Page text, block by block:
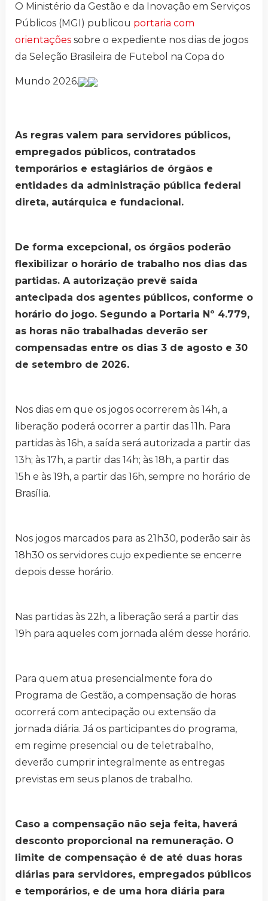
O Ministério da Gestão e da Inovação em Serviços
Públicos (MGI) publicou portaria com
orientações sobre o expediente nos dias de jogos
da Seleção Brasileira de Futebol na Copa do
Mundo 2026.
As regras valem para servidores públicos,
empregados públicos, contratados
temporários e estagiários de órgãos e
entidades da administração pública federal
direta, autárquica e fundacional.
De forma excepcional, os órgãos poderão
flexibilizar o horário de trabalho nos dias das
partidas. A autorização prevê saída
antecipada dos agentes públicos, conforme o
horário do jogo. Segundo a Portaria Nº 4.779,
as horas não trabalhadas deverão ser
compensadas entre os dias 3 de agosto e 30
de setembro de 2026.
Nos dias em que os jogos ocorrerem às 14h, a
liberação poderá ocorrer a partir das 11h. Para
partidas às 16h, a saída será autorizada a partir das
13h; às 17h, a partir das 14h; às 18h, a partir das
15h e às 19h, a partir das 16h, sempre no horário de
Brasília.
Nos jogos marcados para as 21h30, poderão sair às
18h30 os servidores cujo expediente se encerre
depois desse horário.
Nas partidas às 22h, a liberação será a partir das
19h para aqueles com jornada além desse horário.
Para quem atua presencialmente fora do
Programa de Gestão, a compensação de horas
ocorrerá com antecipação ou extensão da
jornada diária. Já os participantes do programa,
em regime presencial ou de teletrabalho,
deverão cumprir integralmente as entregas
previstas em seus planos de trabalho.
Caso a compensação não seja feita, haverá
desconto proporcional na remuneração. O
limite de compensação é de até duas horas
diárias para servidores, empregados públicos
e temporários, e de uma hora diária para